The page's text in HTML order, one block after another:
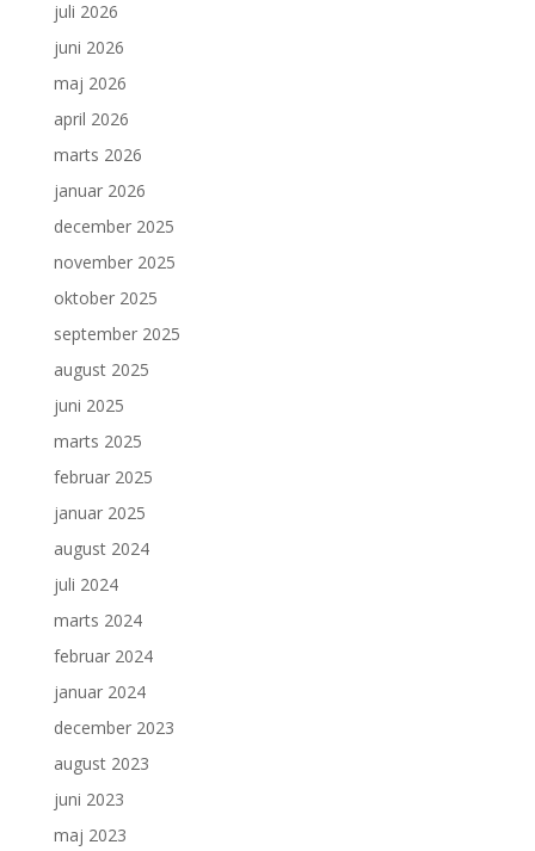
juli 2026
juni 2026
maj 2026
april 2026
marts 2026
januar 2026
december 2025
november 2025
oktober 2025
september 2025
august 2025
juni 2025
marts 2025
februar 2025
januar 2025
august 2024
juli 2024
marts 2024
februar 2024
januar 2024
december 2023
august 2023
juni 2023
maj 2023